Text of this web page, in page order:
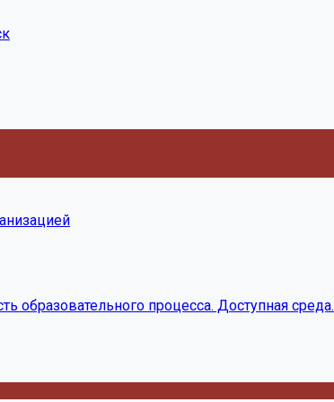
образовательного процесса. Доступная среда.